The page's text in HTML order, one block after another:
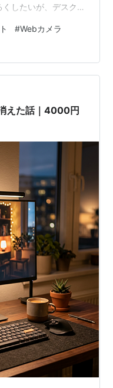
したいが、デスクラ
面が出てくる。 モニ
どういうものか。デ
ーに映り込まないの
どのモニターにも取
テレワーク・在宅ワ
#Webカメラ
えた話｜4000円